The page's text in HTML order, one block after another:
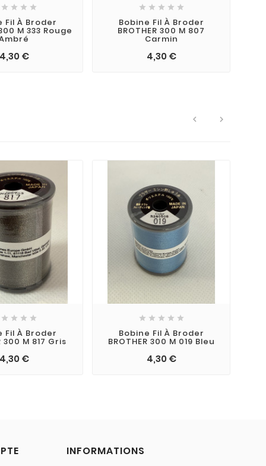
   
Fil À Broder
M 333 Rouge
€
    
Bobine Fil À Broder
BROTHER 300 M 807
Carmin
4,30 €
 
   
Fil À Broder
300 M 817 Gris
€
    
Bobine Fil À Broder
BROTHER 300 M 019 Bleu
4,30 €
INFORMATIONS